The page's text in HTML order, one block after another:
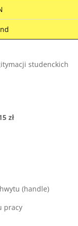
studenckich
zł
(handle)
pracy